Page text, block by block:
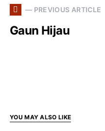
— PREVIOUS ARTICLE
Gaun Hijau
YOU MAY ALSO LIKE